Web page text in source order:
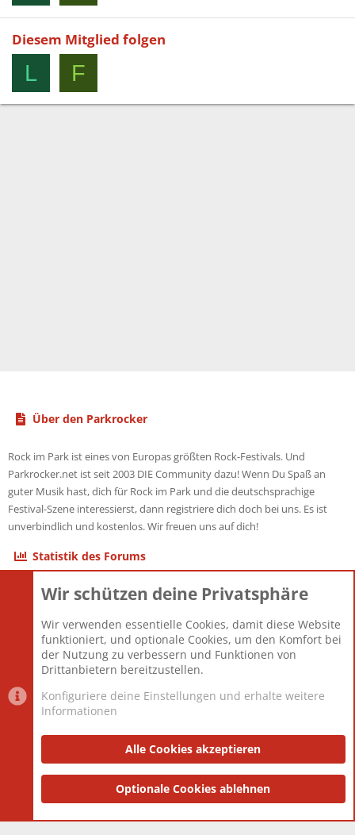
Diesem Mitglied folgen
L F
Über den Parkrocker
Rock im Park ist eines von Europas größten Rock-Festivals. Und
Parkrocker.net ist seit 2003 DIE Community dazu! Wenn Du Spaß an
guter Musik hast, dich für Rock im Park und die deutschsprachige
Festival-Szene interessierst, dann registriere dich doch bei uns. Es ist
unverbindlich und kostenlos. Wir freuen uns auf dich!
Statistik des Forums
Themen
Mitglieder
12.427
Neuestes Mitglied
Berlin
Datenschutzerklärung Impressum
Community platform by XenForo® © 2010-2025 XenForo Ltd.
and add-ons by ThemeHouse
Wir schützen deine Privatsphäre
Wir verwenden essentielle Cookies, damit diese Website
funktioniert, und optionale Cookies, um den Komfort bei
der Nutzung zu verbessern und Funktionen von
Drittanbietern bereitzustellen.
Konfiguriere deine Einstellungen und erhalte weitere
Informationen
Alle Cookies akzeptieren
Optionale Cookies ablehnen